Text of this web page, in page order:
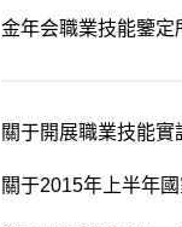
金年会職業技能鑒定
關于開展職業技能
關于2015年上半年